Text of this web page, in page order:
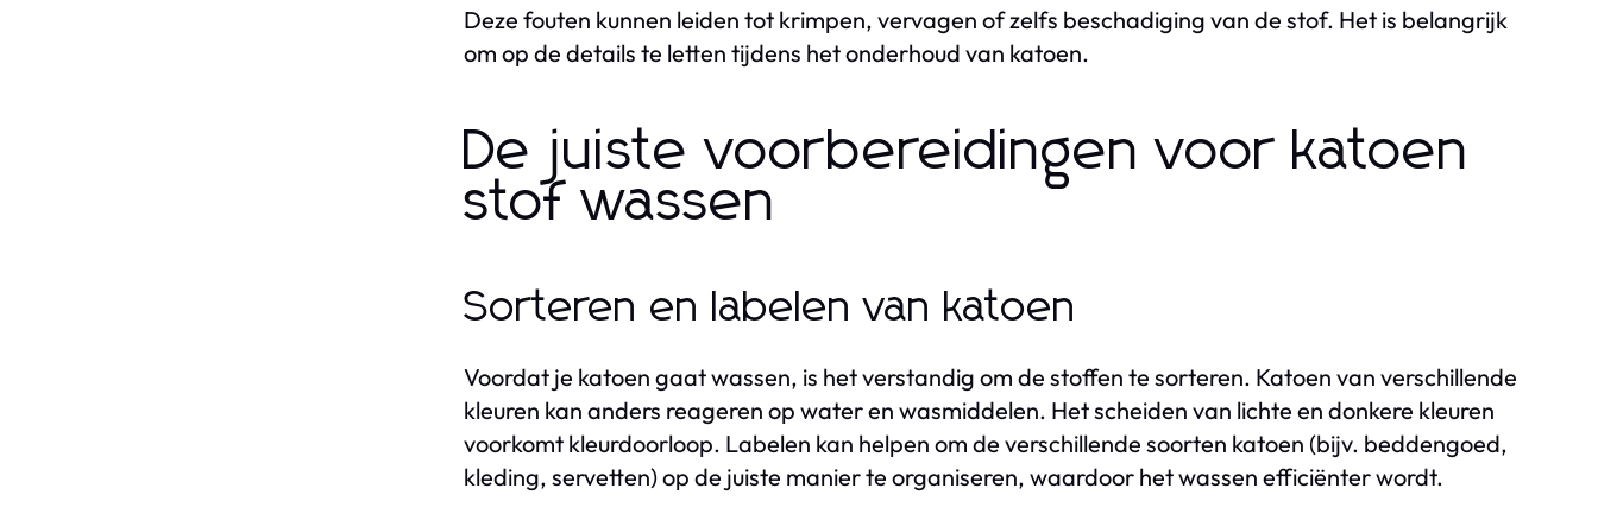
Deze fouten kunnen leiden tot krimpen, vervagen of zelfs beschadiging van de stof. Het is belangrijk
om op de details te letten tijdens het onderhoud van katoen.
De juiste voorbereidingen voor katoen
stof wassen
Sorteren en labelen van katoen
Voordat je katoen gaat wassen, is het verstandig om de stoffen te sorteren. Katoen van verschillende
kleuren kan anders reageren op water en wasmiddelen. Het scheiden van lichte en donkere kleuren
voorkomt kleurdoorloop. Labelen kan helpen om de verschillende soorten katoen (bijv. beddengoed,
kleding, servetten) op de juiste manier te organiseren, waardoor het wassen efficiënter wordt.